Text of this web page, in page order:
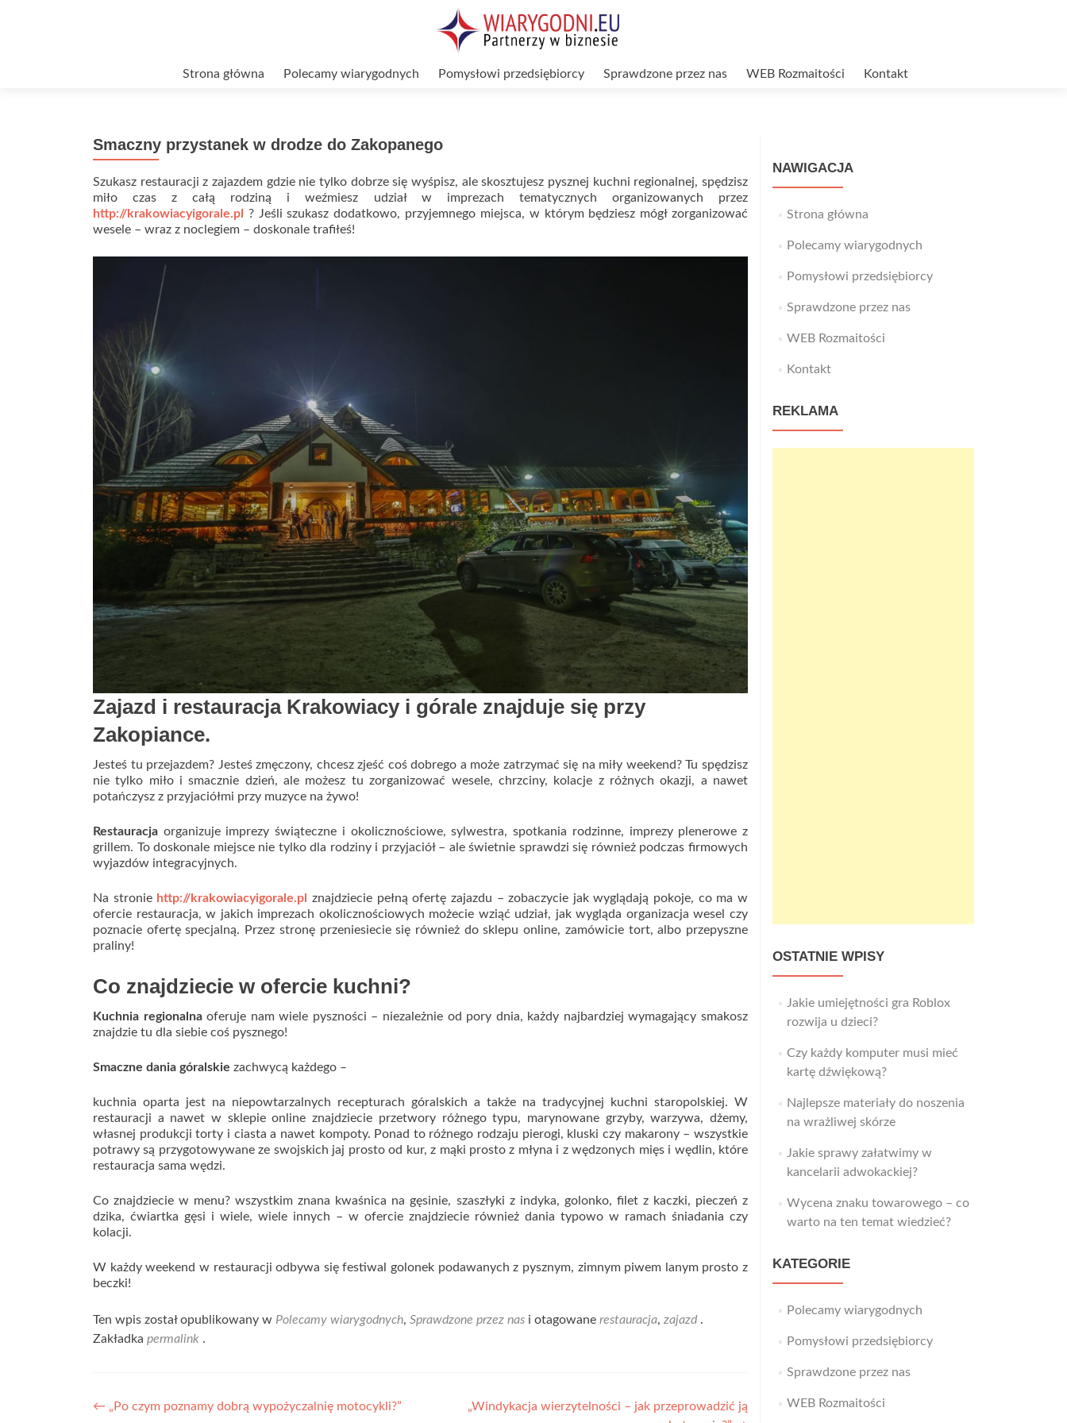
Strona główna Polecamy wiarygodnych Pomysłowi przedsiębiorcy Sprawdzone przez nas WEB Rozmaitości Kontakt
Smaczny przystanek w drodze do Zakopanego
Szukasz restauracji z zajazdem gdzie nie tylko dobrze się wyśpisz, ale skosztujesz pysznej kuchni regionalnej, spędzisz
miło czas z całą rodziną i weźmiesz udział w imprezach tematycznych organizowanych przez
http://krakowiacyigorale.pl
? Jeśli szukasz dodatkowo, przyjemnego miejsca, w którym będziesz mógł zorganizować
wesele – wraz z noclegiem – doskonale trafiłeś!
Zajazd i restauracja Krakowiacy i górale znajduje się przy
Zakopiance.
Jesteś tu przejazdem? Jesteś zmęczony, chcesz zjeść coś dobrego a może zatrzymać się na miły weekend? Tu spędzisz
nie tylko miło i smacznie dzień, ale możesz tu zorganizować wesele, chrzciny, kolacje z różnych okazji, a nawet
potańczysz z przyjaciółmi przy muzyce na żywo!
Restauracja organizuje imprezy świąteczne i okolicznościowe, sylwestra, spotkania rodzinne, imprezy plenerowe z
grillem. To doskonale miejsce nie tylko dla rodziny i przyjaciół – ale świetnie sprawdzi się również podczas firmowych
wyjazdów integracyjnych.
Na stronie http://krakowiacyigorale.pl
znajdziecie pełną ofertę zajazdu – zobaczycie jak wyglądają pokoje, co ma w
ofercie restauracja, w jakich imprezach okolicznościowych możecie wziąć udział, jak wygląda organizacja wesel czy
poznacie ofertę specjalną. Przez stronę przeniesiecie się również do sklepu online, zamówicie tort, albo przepyszne
praliny!
Co znajdziecie w ofercie kuchni?
Kuchnia regionalnaoferuje nam wiele pyszności – niezależnie od pory dnia, każdy najbardziej wymagający smakosz
znajdzie tu dla siebie coś pysznego!
Smaczne dania góralskie zachwycą każdego –
kuchnia oparta jest na niepowtarzalnych recepturach góralskich a także na tradycyjnej kuchni staropolskiej. W
restauracji a nawet w sklepie online znajdziecie przetwory różnego typu, marynowane grzyby, warzywa, dżemy,
własnej produkcji torty i ciasta a nawet kompoty. Ponad to różnego rodzaju pierogi, kluski czy makarony – wszystkie
potrawy są przygotowywane ze swojskich jaj prosto od kur, z mąki prosto z młyna i z wędzonych mięs i wędlin, które
restauracja sama wędzi.
Co znajdziecie w menu? wszystkim znana kwaśnica na gęsinie, szaszłyki z indyka, golonko, filet z kaczki, pieczeń z
dzika, ćwiartka gęsi i wiele, wiele innych – w ofercie znajdziecie również dania typowo w ramach śniadania czy
kolacji.
W każdy weekend w restauracji odbywa się festiwal golonek podawanych z pysznym, zimnym piwem lanym prosto z
beczki!
Ten wpis został opublikowany w Polecamy wiarygodnych, Sprawdzone przez nas i otagowane restauracja, zajazd .
Zakładka permalink .
Nawigacja
← „Po czym poznamy dobrą wypożyczalnię motocykli?”
„Windykacja wierzytelności – jak przeprowadzić ją
NAWIGACJA
Strona główna
Polecamy wiarygodnych
Pomysłowi przedsiębiorcy
Sprawdzone przez nas
WEB Rozmaitości
Kontakt
REKLAMA
OSTATNIE WPISY
Jakie umiejętności gra Roblox
rozwija u dzieci?
Czy każdy komputer musi mieć
kartę dźwiękową?
Najlepsze materiały do noszenia
na wrażliwej skórze
Jakie sprawy załatwimy w
kancelarii adwokackiej?
Wycena znaku towarowego – co
warto na ten temat wiedzieć?
KATEGORIE
Polecamy wiarygodnych
Pomysłowi przedsiębiorcy
Sprawdzone przez nas
WEB Rozmaitości